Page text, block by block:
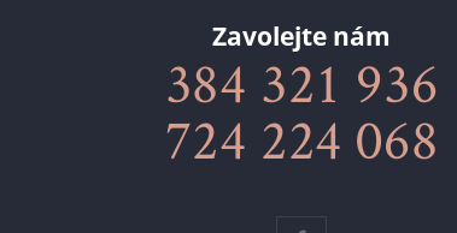
Zavolejte nám
384 321 936
724 224 068